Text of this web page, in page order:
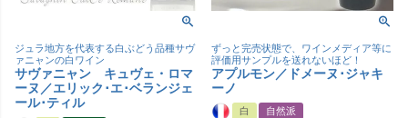
ジュラ地方を代表する白ぶどう品種サヴ
ァニャンの白ワイン
サヴァニャン キュヴェ・ロマ
ーヌ／エリック･エ･ベランジェ
ール･ティル
ずっと完売状態で、ワインメディア等に
評価用サンプルを送れないほど！
アプルモン／ドメーヌ･ジャキ
ーノ
白
自然派